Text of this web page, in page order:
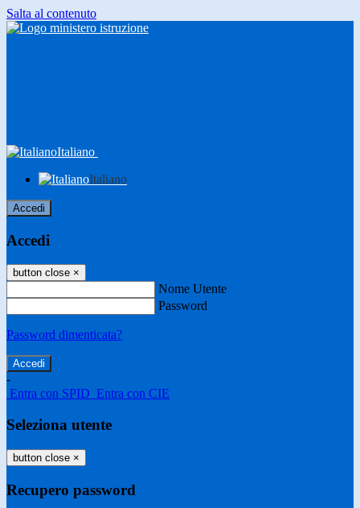
Salta al contenuto
Italiano
Italiano
Accedi
Accedi
button close ×
Nome Utente
Password
Password dimenticata?
-
Entra con SPID Entra con CIE
Seleziona utente
button close ×
Recupero password